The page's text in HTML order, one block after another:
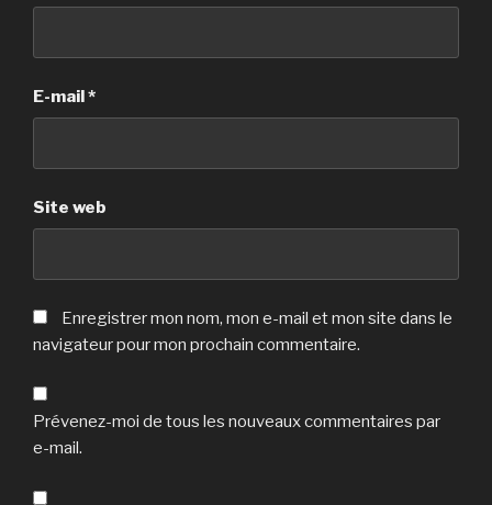
E-mail*
Site web
Enregistrer mon nom, mon e-mail et mon site dans le
navigateur pour mon prochain commentaire.
Prévenez-moi de tous les nouveaux commentaires par
e-mail.